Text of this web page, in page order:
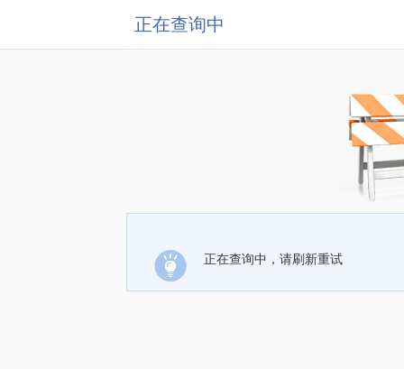
正在查询中
正在查询中，请刷新重试